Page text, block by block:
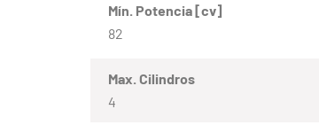
Mín. Potencia [cv]
82
Max. Cilindros
4